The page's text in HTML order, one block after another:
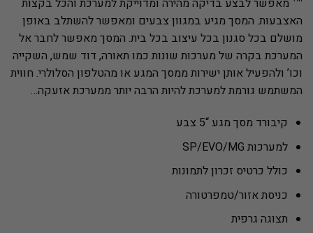
™ מאפשר לבצע בדיקה מהירה ומדוייקת למערכת והכל בקצות
האצבעות. המסך מגיע במגוון צבעים ומאפשר להשתלב באופן
מושלם בכל סגנון בכל עיצוב בכל בית. המסך מאפשר לחבר אל
המערכת בקרה של מערכות שונות כמו תאורה, דוד שמש, השקייה
וכו’ ולהפעיל אותן ישירות ממסך המגע או מהטלפון הסלולרי. חווית
המשתמש גורמת למערכת להיות הרבה יותר ממערכת אזעקה…
קיבורד מסך מגע “5 צבע
למערכות SP/EVO/MG
כולל כרטיס זכרון לתמונות
כניסת אזור/טמפרטורה
תצוגה גרפית